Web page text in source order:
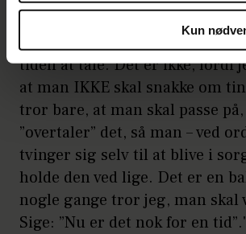
Kun
"Jeg tror også, der er noget
tiden at tale. Det er ikke, fordi
at man IKKE skal snakke om
tror bare, at man skal passe
”overtaler” det, så man – ved
tvinger sig selv til at blive i
holde den ved lige. Det er en
nogle gange tror jeg, man
Sige: ”Nu er det nok for en